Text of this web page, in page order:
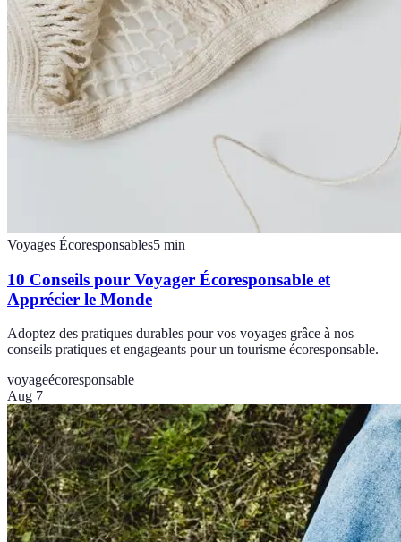
Voyages Écoresponsables5 min
10 Conseils pour Voyager Écoresponsable et
Apprécier le Monde
Adoptez des pratiques durables pour vos voyages grâce à nos
conseils pratiques et engageants pour un tourisme écoresponsable.
voyageécoresponsable
Aug 7